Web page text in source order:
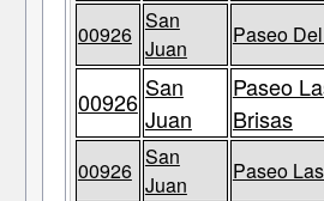
00926
San
Juan
Paseo
00926 San
Juan
Paseo
Brisas
00926
San
Juan
Paseo